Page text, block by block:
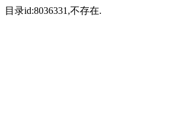
目录id:8036331,不存在.